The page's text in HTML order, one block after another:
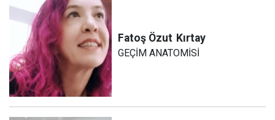
Fatoş Özut Kırtay
GEÇİM ANATOMİSİ